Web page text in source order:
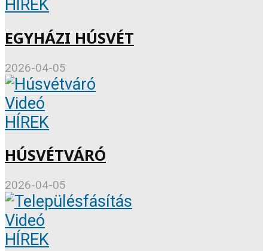
HÍREK
EGYHÁZI HÚSVÉT
2026-04-05
Videó
HÍREK
HÚSVÉTVÁRÓ
2026-04-05
Videó
HÍREK